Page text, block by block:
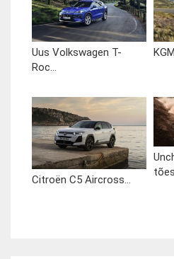
Uus Volkswagen T-
Roc...
Citroën C5 Aircross...